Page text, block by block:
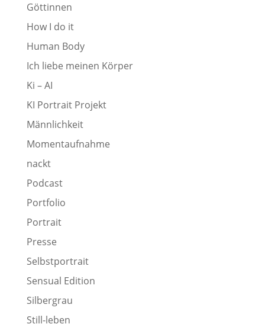
Göttinnen
How I do it
Human Body
Ich liebe meinen Körper
Ki – AI
KI Portrait Projekt
Männlichkeit
Momentaufnahme
nackt
Podcast
Portfolio
Portrait
Presse
Selbstportrait
Sensual Edition
Silbergrau
Still-leben